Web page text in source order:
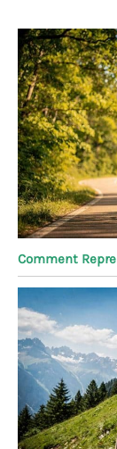
Comment